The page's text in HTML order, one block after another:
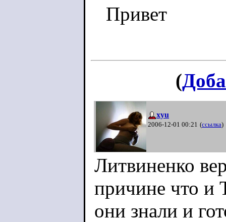
Привет
(
xyu
2006-12-01 00:21 (ссылка)
Литвиненко
причине что и
они знали и